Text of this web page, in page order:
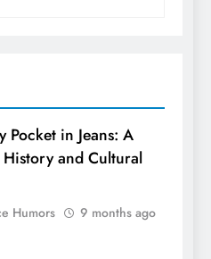
Pocket in Jeans: A
and Cultural
Humors 9 months ago